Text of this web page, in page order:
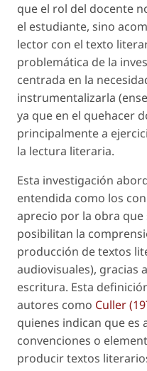
que el rol del docente
el estudiante, sino
lector con el texto
problemática de la
centrada en la
instrumentalizarla
ya que en el quehacer
principalmente a
la lectura literaria.
Esta investigación
entendida como los
aprecio por la obra que
posibilitan la
producción de textos
audiovisuales), gracias
escritura. Esta
autores como Culler
quienes indican que es
convenciones o
producir textos